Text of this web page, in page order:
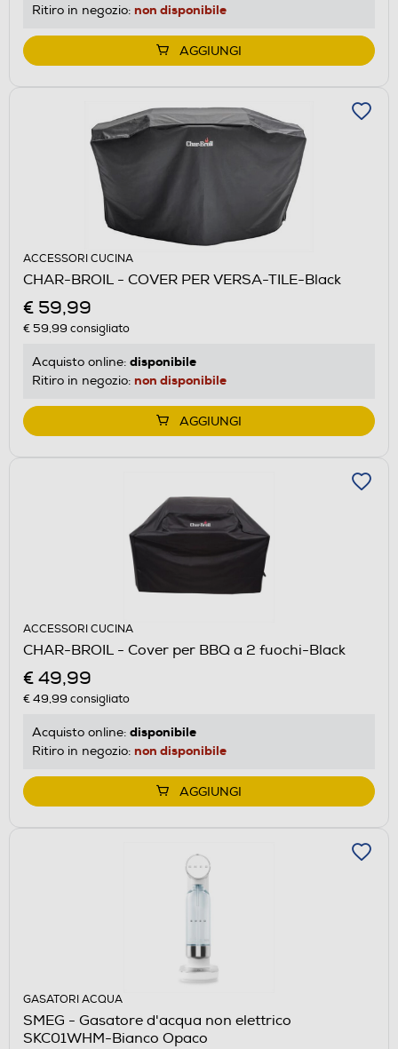
Ritiro in negozio: non disponibile
AGGIUNGI
ACCESSORI CUCINA
CHAR-BROIL - COVER PER VERSA-TILE-Black
€ 59,99
€ 59,99 consigliato
Acquisto online: disponibile
Ritiro in negozio: non disponibile
AGGIUNGI
ACCESSORI CUCINA
CHAR-BROIL - Cover per BBQ a 2 fuochi-Black
€ 49,99
€ 49,99 consigliato
Acquisto online: disponibile
Ritiro in negozio: non disponibile
AGGIUNGI
GASATORI ACQUA
SMEG - Gasatore d'acqua non elettrico
SKC01WHM-Bianco Opaco